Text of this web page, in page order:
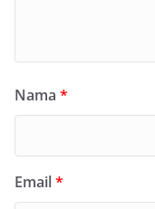
Nama *
Email*